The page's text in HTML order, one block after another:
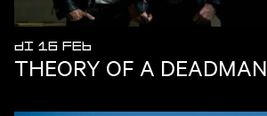
DI 16 FEB
THEORY OF A DEADMAN